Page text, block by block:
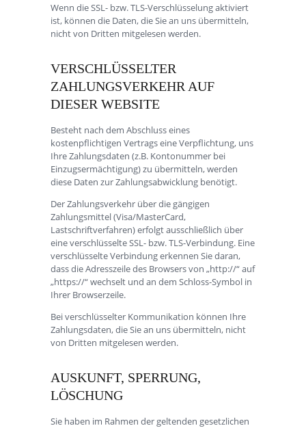
Wenn die SSL- bzw. TLS-Verschlüsselung aktiviert
ist, können die Daten, die Sie an uns übermitteln,
nicht von Dritten mitgelesen werden.
VERSCHLÜSSELTER
ZAHLUNGSVERKEHR AUF
DIESER WEBSITE
Besteht nach dem Abschluss eines
kostenpflichtigen Vertrags eine Verpflichtung, uns
Ihre Zahlungsdaten (z.B. Kontonummer bei
Einzugsermächtigung) zu übermitteln, werden
diese Daten zur Zahlungsabwicklung benötigt.
Der Zahlungsverkehr über die gängigen
Zahlungsmittel (Visa/MasterCard,
Lastschriftverfahren) erfolgt ausschließlich über
eine verschlüsselte SSL- bzw. TLS-Verbindung. Eine
verschlüsselte Verbindung erkennen Sie daran,
dass die Adresszeile des Browsers von „http://“ auf
„https://“ wechselt und an dem Schloss-Symbol in
Ihrer Browserzeile.
Bei verschlüsselter Kommunikation können Ihre
Zahlungsdaten, die Sie an uns übermitteln, nicht
von Dritten mitgelesen werden.
AUSKUNFT, SPERRUNG,
LÖSCHUNG
Sie haben im Rahmen der geltenden gesetzlichen